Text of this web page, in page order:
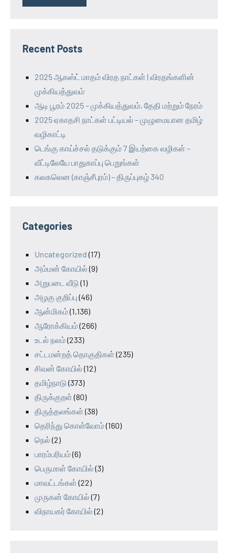
Recent Posts
2025 ஆகஸ்ட் மாதம் விரத நாட்கள் | விரதங்களின்
முக்கியத்துவம்
ஆடி பூரம் 2025 – முக்கியத்துவம், தேதி மற்றும் நேரம்
2025 ஏகாதசி நாட்கள் பட்டியல் – முழுமையான தமிழ்
வழிகாட்டி
டெங்கு காய்ச்சல் தடுக்கும் 7 இயற்கை வழிகள் –
வீட்டிலேயே பாதுகாப்பு பெறுங்கள்
கலகலென (காஞ்சீபுரம்) – திருப்புகழ் 340
Categories
Uncategorized (17)
அம்மன் கோயில் (9)
அறுபடை வீடு (1)
அழகு குறிப்பு (46)
ஆன்மிகம்(1,136)
ஆரோக்கியம்(266)
உடல் நலம்(233)
சட்டமன்றத் தொகுதிகள் (235)
சிவன் கோயில் (12)
தமிழ்நாடு (373)
திருக்குறள் (80)
திருத்தலங்கள் (38)
தெரிந்து கொள்வோம்(160)
நெல் (2)
பாரம்பரியம்(6)
பெருமாள் கோயில் (3)
மாவட்டங்கள் (22)
முருகன் கோயில் (7)
விநாயகர் கோயில் (2)